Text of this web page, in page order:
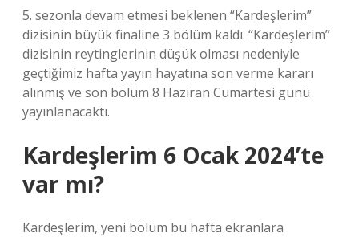
5. sezonla devam etmesi beklenen “Kardeşlerim”
dizisinin büyük finaline 3 bölüm kaldı. “Kardeşlerim”
dizisinin reytinglerinin düşük olması nedeniyle
geçtiğimiz hafta yayın hayatına son verme kararı
alınmış ve son bölüm 8 Haziran Cumartesi günü
yayınlanacaktı.
Kardeşlerim 6 Ocak 2024’te
var mı?
Kardeşlerim, yeni bölüm bu hafta ekranlara